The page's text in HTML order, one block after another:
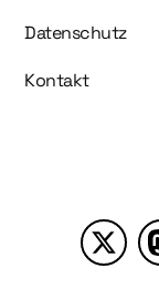
Datenschutz
Kontakt